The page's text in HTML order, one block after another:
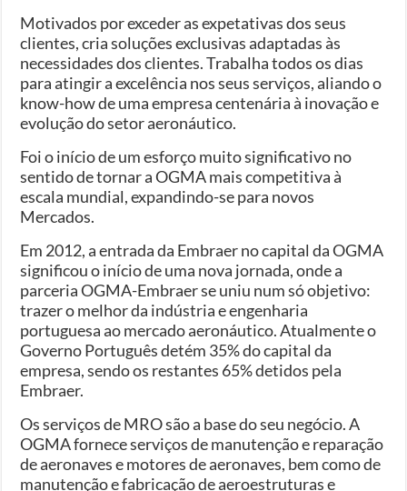
Motivados por exceder as expetativas dos seus
clientes, cria soluções exclusivas adaptadas às
necessidades dos clientes. Trabalha todos os dias
para atingir a excelência nos seus serviços, aliando o
know-how de uma empresa centenária à inovação e
evolução do setor aeronáutico.
Foi o início de um esforço muito significativo no
sentido de tornar a OGMA mais competitiva à
escala mundial, expandindo-se para novos
Mercados.
Em 2012, a entrada da Embraer no capital da OGMA
significou o início de uma nova jornada, onde a
parceria OGMA-Embraer se uniu num só objetivo:
trazer o melhor da indústria e engenharia
portuguesa ao mercado aeronáutico. Atualmente o
Governo Português detém 35% do capital da
empresa, sendo os restantes 65% detidos pela
Embraer.
Os serviços de MRO são a base do seu negócio. A
OGMA fornece serviços de manutenção e reparação
de aeronaves e motores de aeronaves, bem como de
manutenção e fabricação de aeroestruturas e